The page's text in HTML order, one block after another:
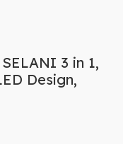
3 in 1,
Design,